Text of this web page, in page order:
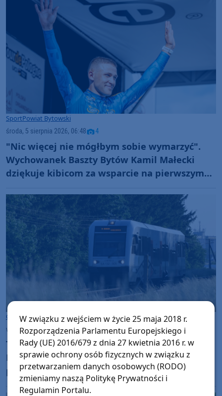
SportPowiat Bytowski
środa, 5 sierpnia 2026, 06:48 4
"Nic więcej nie mógłbym sobie wymarzyć".
Wychowanek Baszty Bytów Kamil Małecki
dziękuje kibicom za wsparcie na pierwszym
Gmina Miastko
wtorek, 4 sierpnia 2026, 16:33
Tragiczne zdarzenie na torowisku w Miastku.
Nie żyje młody mężczyzna potrącony przez
pociąg Słupsk-Chojnice
W związku z wejściem w życie 25 maja 2018 r.
Rozporządzenia Parlamentu Europejskiego i
Rady (UE) 2016/679 z dnia 27 kwietnia 2016 r. w
sprawie ochrony osób fizycznych w związku z
przetwarzaniem danych osobowych (RODO)
zmieniamy naszą Politykę Prywatności i
Regulamin Portalu.